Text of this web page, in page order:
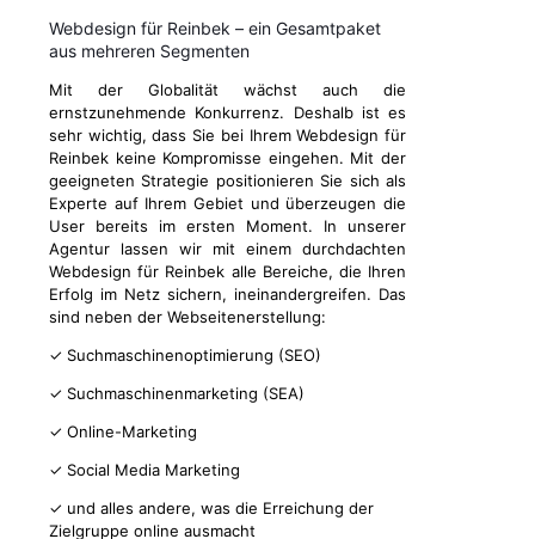
Webdesign für Reinbek – ein Gesamtpaket
aus mehreren Segmenten
Mit der Globalität wächst auch die
ernstzunehmende Konkurrenz. Deshalb ist es
sehr wichtig, dass Sie bei Ihrem Webdesign für
Reinbek keine Kompromisse eingehen. Mit der
geeigneten Strategie positionieren Sie sich als
Experte auf Ihrem Gebiet und überzeugen die
User bereits im ersten Moment. In unserer
Agentur lassen wir mit einem durchdachten
Webdesign für Reinbek alle Bereiche, die Ihren
Erfolg im Netz sichern, ineinandergreifen. Das
sind neben der Webseitenerstellung:
✓ Suchmaschinenoptimierung (SEO)
✓ Suchmaschinenmarketing (SEA)
✓ Online-Marketing
✓ Social Media Marketing
✓ und alles andere, was die Erreichung der
Zielgruppe online ausmacht